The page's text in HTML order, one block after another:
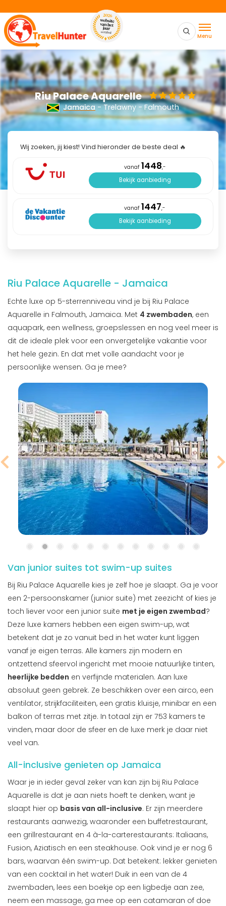
Menu
Riu Palace Aquarelle
Jamaica- Trelawny - Falmouth
Wij zoeken, jij kiest! Vind hieronder de beste deal 🔥
vanaf 1448,-
Bekijk aanbieding
vanaf 1447,-
Bekijk aanbieding
Riu Palace Aquarelle - Jamaica
Echte luxe op 5-sterrenniveau vind je bij Riu Palace
Aquarelle in Falmouth, Jamaica. Met 4 zwembaden, een
aquapark, een wellness, groepslessen en nog veel meer is
dit de ideale plek voor een onvergetelijke vakantie voor
het hele gezin. En dat met volle aandacht voor je
persoonlijke wensen. Ga je mee?
Van junior suites tot swim-up suites
Bij Riu Palace Aquarelle kies je zelf hoe je slaapt. Ga je voor
een 2-persoonskamer (junior suite) met zeezicht of kies je
toch liever voor een junior suite met je eigen zwembad?
Deze luxe kamers hebben een eigen swim-up, wat
betekent dat je zo vanuit bed in het water kunt liggen
vanaf je eigen terras. Alle kamers zijn modern en
ontzettend sfeervol ingericht met mooie natuurlijke tinten,
heerlijke bedden en verfijnde materialen. Aan luxe
absoluut geen gebrek. Ze beschikken over een airco, een
ventilator, strijkfaciliteiten, een gratis kluisje, minibar en een
balkon of terras met zitje. In totaal zijn er 753 kamers te
vinden, maar door de sfeer en de luxe merk je daar niet
veel van.
All-inclusive genieten op Jamaica
Waar je in ieder geval zeker van kan zijn bij Riu Palace
Aquarelle is dat je aan niets hoeft te denken, want je
slaapt hier op basis van all-inclusive. Er zijn meerdere
restaurants aanwezig, waaronder een buffetrestaurant,
een grillrestaurant en 4 à-la-carterestaurants: Italiaans,
Fusion, Aziatisch en een steakhouse. Ook vind je er nog 6
bars, waarvan één swim-up. Dat betekent: lekker genieten
van een cocktail in het water! Duik in een van de 4
zwembaden, lees een boekje op een ligbedje aan zee,
neem een massage, ga mee op een catamaran of doe